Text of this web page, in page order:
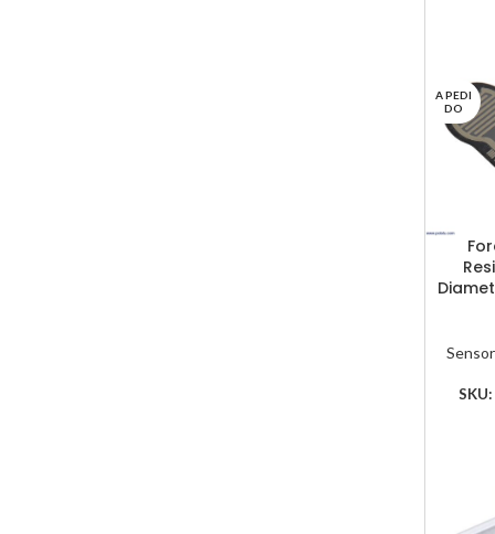
A PEDI
DO
SKU: